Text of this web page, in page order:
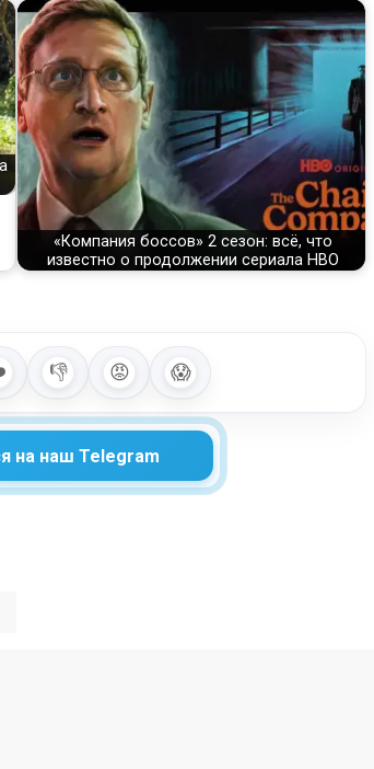
«Компания боссов» 2 сезон: всё, что
известно о продолжении сериала HBO
👎 😡 😱
на наш Telegram